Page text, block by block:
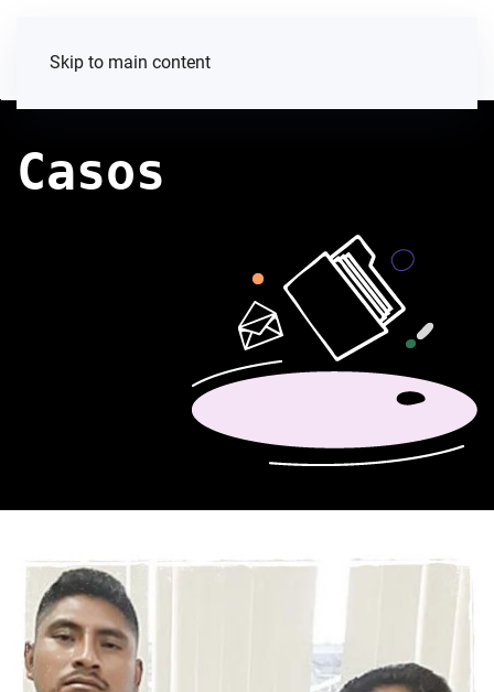
Skip to main content
Casos